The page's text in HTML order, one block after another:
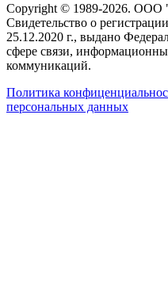
Copyright © 1989-2026. ООО
Свидетельство о
25.12.2020 г., выдано
сфере связи,
коммуникаций.
Политика
персональных данных